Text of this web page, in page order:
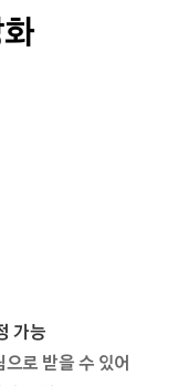
가능
로 받을 수 있어